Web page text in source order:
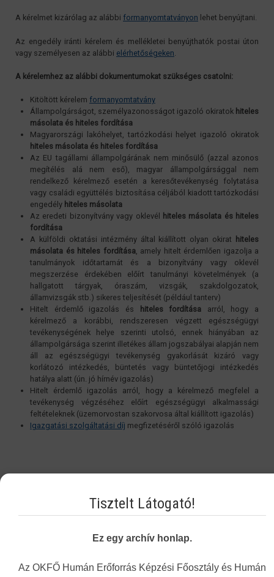
A kérelmet kizárólag az alábbi formanyomtatványon lehet benyújtani.
Az engedély iránti kérelem és mellékletei benyújthatók postai úton
vagy személyesen az alábbi elérhetőségeken
A kérelemhez az alábbi dokumentumokat szükséges csatolni:
Kitöltött kérelem formanyomtatvány
Állampolgárságot, személyazonosságot igazoló okiratok hiteles
másolata és hiteles fordítása
Magyarországi lakóhelyet, tartózkodási helyet igazoló okiratok
hiteles másolata és hiteles fordítása
Az EU tagállami állampolgárának nem minősülő (azzal azonos
megítélés alá nem eső), magyar állampolgársággal nem
rendelkező kérelmező esetén a keresőtevékenység folytatása
vagy családi együttélés biztosítása céljából kiadott tartózkodási
engedély hiteles másolata
Az eredeti bizonyítvány vagy oklevél
hiteles másolata és hiteles
fordítása
A külföldi oktatási intézmény által kiállított olyan okirat hiteles
másolata és hiteles fordítása, amely hitelt érdemlően igazolja a
tanulmányok időtartamát és a bizonyítvány vagy oklevél
megszerzése érdekében előírt tanulmányi követelmények (a
hallgatott tárgyak, óraszám, vizsgák, szakdolgozatok,
államvizsgák stb.) sikeres teljesítését (például tanterv)
Hitelt érdemlő igazolás és
hiteles fordítása arról, hogy a
kérelmező a korábbi, rendszeresen végzett egészségügyi
tevékenységének helye szerinti utolsó, ennek hiányában az
állampolgársága szerint illetékes állam jogszabályai alapján nem
áll az egészségügyi tevékenység gyakorlását kizáró vagy
korlátozó intézkedés, büntetés vagy büntetőjogi intézkedés
hatálya alatt (ún. jó hírnév igazolás)
Hitelt érdemlő igazolás arról, hogy a kérelmező megfelel a
tevékenység végzéséhez előírt egészségügyi alkalmassági
feltételeknek (üzemorvostan szakorvosa által kiállított igazolás)
Igazgatási szolgáltatási díj megfizetéséről szóló igazolás
Tisztelt Látogató!
Ez egy archív honlap.
Az OKFŐ Humán Erőforrás Képzési Főosztály és Humán